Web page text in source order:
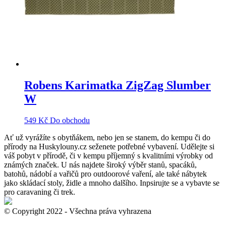
Robens Karimatka ZigZag Slumber
W
549 Kč Do obchodu
Ať už vyrážíte s obytňákem, nebo jen se stanem, do kempu či do
přírody na Huskylouny.cz seženete potřebné vybavení. Udělejte si
váš pobyt v přírodě, či v kempu příjemný s kvalitními výrobky od
známých značek. U nás najdete široký výběr stanů, spacáků,
batohů, nádobí a vařičů pro outdoorové vaření, ale také nábytek
jako skládací stoly, židle a mnoho dalšího. Inpsirujte se a vybavte se
pro caravaning či trek.
© Copyright 2022 - Všechna práva vyhrazena